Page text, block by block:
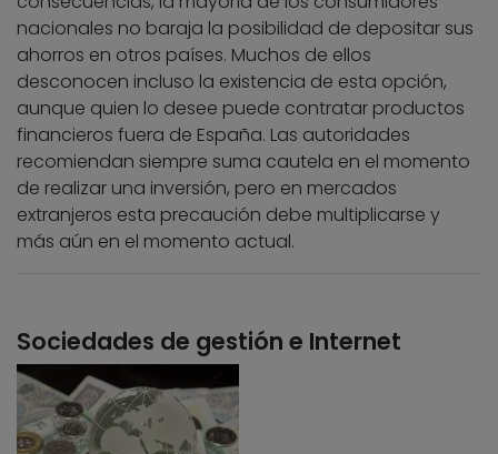
nacionales no baraja la posibilidad de depositar sus
ahorros en otros países. Muchos de ellos
desconocen incluso la existencia de esta opción,
aunque quien lo desee puede contratar productos
financieros fuera de España. Las autoridades
recomiendan siempre suma cautela en el momento
de realizar una inversión, pero en mercados
extranjeros esta precaución debe multiplicarse y
más aún en el momento actual.
Sociedades de gestión e Internet